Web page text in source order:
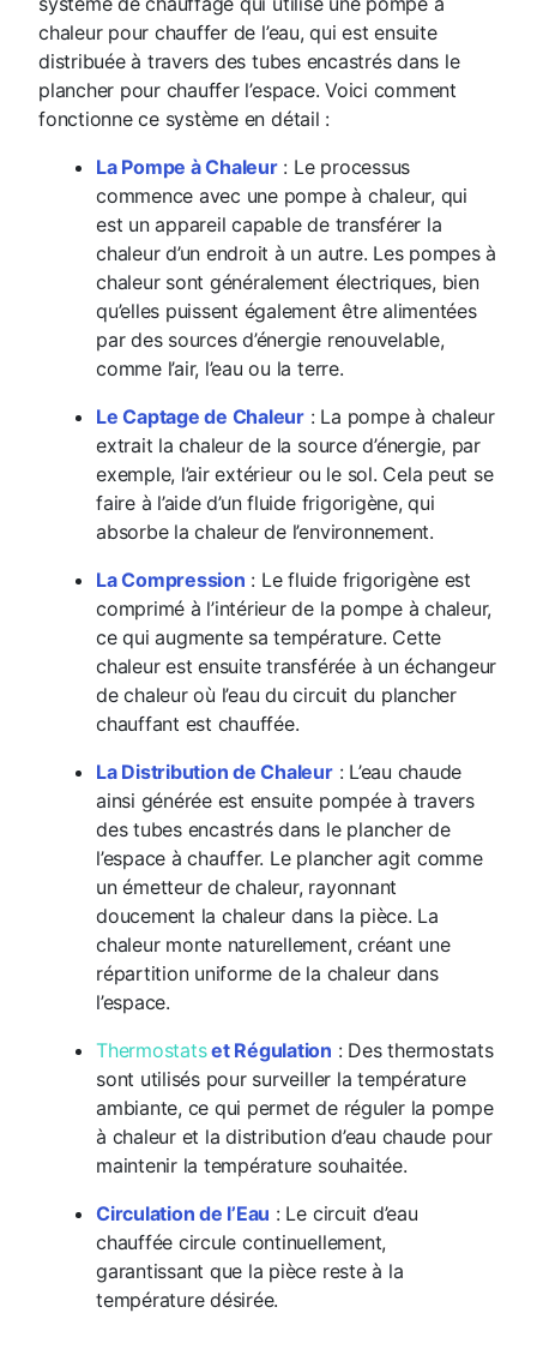
chaleur pour chauffer de l’eau, qui est ensuite
distribuée à travers des tubes encastrés dans le
plancher pour chauffer l’espace. Voici comment
fonctionne ce système en détail :
La Pompe à Chaleur: Le processus
commence avec une pompe à chaleur, qui
est un appareil capable de transférer la
chaleur d’un endroit à un autre. Les pompes à
chaleur sont généralement électriques, bien
qu’elles puissent également être alimentées
par des sources d’énergie renouvelable,
comme l’air, l’eau ou la terre.
Le Captage de Chaleur: La pompe à chaleur
extrait la chaleur de la source d’énergie, par
exemple, l’air extérieur ou le sol. Cela peut se
faire à l’aide d’un fluide frigorigène, qui
absorbe la chaleur de l’environnement.
La Compression : Le fluide frigorigène est
comprimé à l’intérieur de la pompe à chaleur,
ce qui augmente sa température. Cette
chaleur est ensuite transférée à un échangeur
de chaleur où l’eau du circuit du plancher
chauffant est chauffée.
La Distribution de Chaleur: L’eau chaude
ainsi générée est ensuite pompée à travers
des tubes encastrés dans le plancher de
l’espace à chauffer. Le plancher agit comme
un émetteur de chaleur, rayonnant
doucement la chaleur dans la pièce. La
chaleur monte naturellement, créant une
répartition uniforme de la chaleur dans
l’espace.
Thermostatset Régulation : Des thermostats
sont utilisés pour surveiller la température
ambiante, ce qui permet de réguler la pompe
à chaleur et la distribution d’eau chaude pour
maintenir la température souhaitée.
Circulation de l’Eau : Le circuit d’eau
chauffée circule continuellement,
garantissant que la pièce reste à la
température désirée.